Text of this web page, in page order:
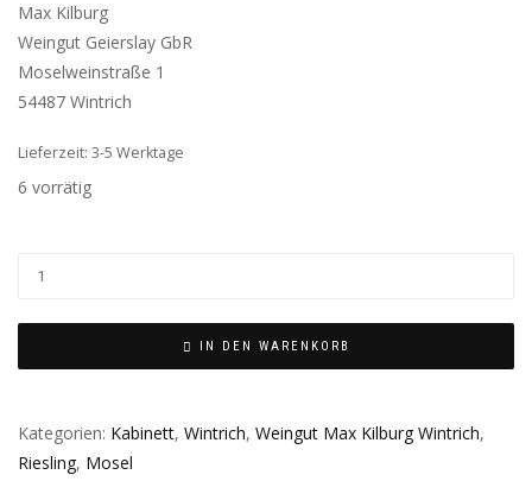
Max Kilburg
Weingut Geierslay GbR
Moselweinstraße 1
54487 Wintrich
Lieferzeit: 3-5 Werktage
6 vorrätig
IN DEN WARENKORB
Kategorien: Kabinett, Wintrich, Weingut Max Kilburg Wintrich,
Riesling, Mosel